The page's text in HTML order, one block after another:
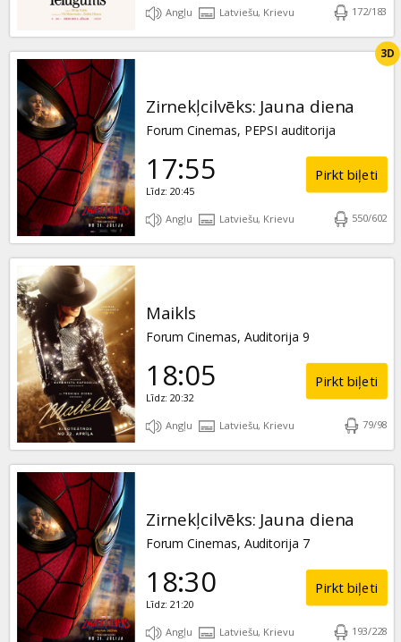
Angļu Latviešu, Krievu 172/183
Zirnekļcilvēks: Jauna diena
Forum Cinemas, PEPSI auditorija
3D
17:55
Līdz: 20:45
Pirkt biļeti
Angļu Latviešu, Krievu 550/602
Maikls
Forum Cinemas, Auditorija 9
18:05
Līdz: 20:32
Pirkt biļeti
Angļu Latviešu, Krievu 79/98
Zirnekļcilvēks: Jauna diena
Forum Cinemas, Auditorija 7
18:30
Līdz: 21:20
Pirkt biļeti
Angļu Latviešu, Krievu 193/228